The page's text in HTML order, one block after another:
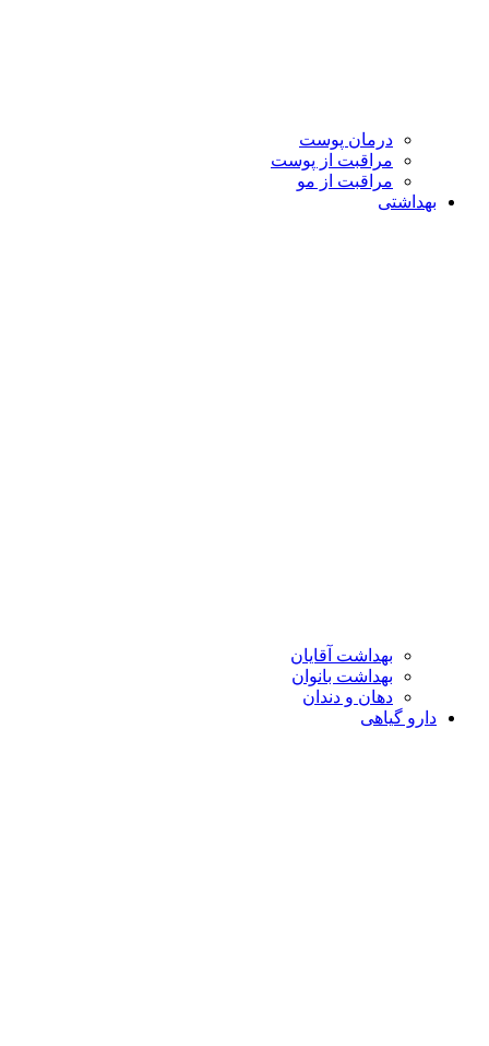
درمان پوست
مراقبت از پوست
مراقبت از مو
بهداشتی
بهداشت آقایان
بهداشت بانوان
دهان و دندان
دارو گیاهی